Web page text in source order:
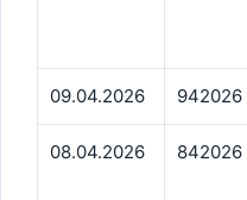
09.04.2026 942026
08.04.2026 842026